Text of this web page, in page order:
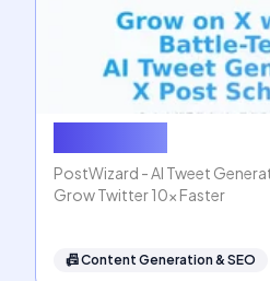
PostWizard - AI Tweet
Grow Twitter 10x Faster
📠Content Generation & SEO